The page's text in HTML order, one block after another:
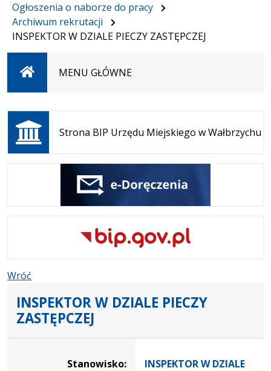
Ogłoszenia o naborze do pracy
Archiwum rekrutacji
INSPEKTOR W DZIALE PIECZY ZASTĘPCZEJ
StronaMENU GŁÓWNE
Strona BIP Urzędu Miejskiego w Wałbrzychu
Otwiera
się w
nowej
karcie
Wróć
INSPEKTOR W DZIALE PIECZY
ZASTĘPCZEJ
Stanowisko:
INSPEKTOR W DZIALE